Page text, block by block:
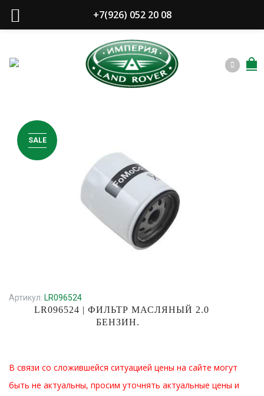
SALE
LR096524 | ФИЛЬТР МАСЛЯНЫЙ 2.0
БЕНЗИН.
В связи со сложившейся ситуацией цены на сайте могут
быть не актуальны, просим уточнять актуальные цены и
Артикул: LR096524
+7(926) 052 20 08